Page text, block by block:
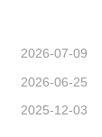
2026-07-09
2026-06-25
2025-12-03